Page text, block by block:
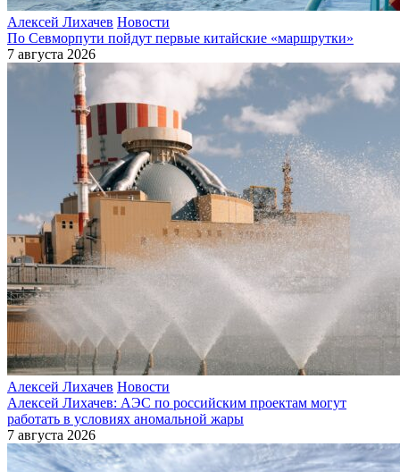
Алексей Лихачев Новости
По Севморпути пойдут первые китайские «маршрутки»
7 августа 2026
Алексей Лихачев Новости
Алексей Лихачев: АЭС по российским проектам могут
работать в условиях аномальной жары
7 августа 2026